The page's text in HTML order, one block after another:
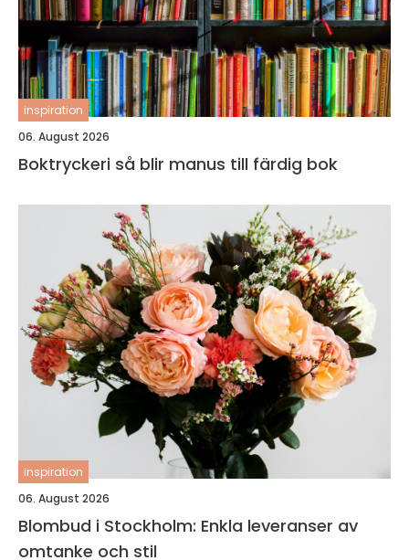
inspiration
06. August 2026
Boktryckeri så blir manus till färdig bok
inspiration
06. August 2026
Blombud i Stockholm: Enkla leveranser av
omtanke och stil